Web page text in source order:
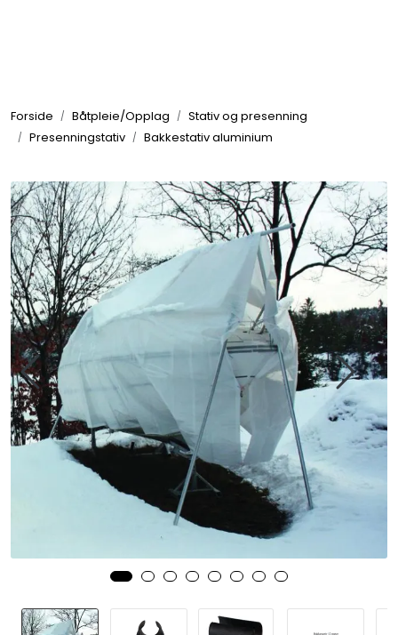
Forside Båtpleie/Opplag
Stativ og presenning
Presenningstativ
Bakkestativ aluminium
Elektrisk
Bygg/Innredning
Komfort
VVS
Motor/Styring
Fortøyning
Fritid/Sikkerhet
Båtpleie/Opplag
Seil
Nyheter